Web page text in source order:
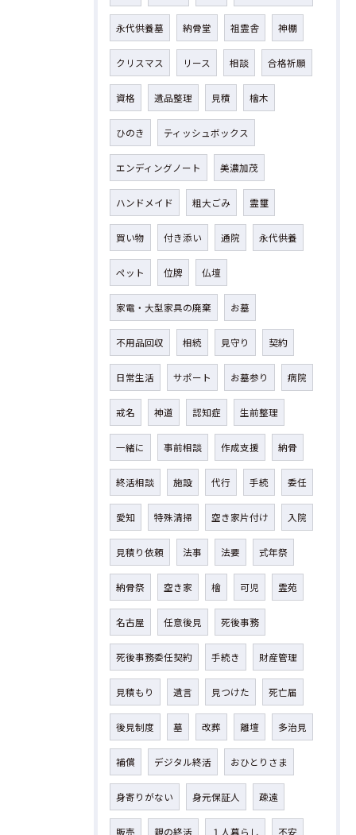
永代供養墓 納骨堂 祖霊舎 神棚
クリスマス リース 相談 合格祈願
資格 遺品整理 見積 檜木
ひのき ティッシュボックス
エンディングノート 美濃加茂
ハンドメイド 粗大ごみ 霊璽
買い物 付き添い 通院 永代供養
ペット 位牌 仏壇
家電・大型家具の廃棄 お墓
不用品回収 相続 見守り 契約
日常生活 サポート お墓参り 病院
戒名 神道 認知症 生前整理
一緒に 事前相談 作成支援 納骨
終活相談 施設 代行 手続 委任
愛知 特殊清掃 空き家片付け 入院
見積り依頼 法事 法要 式年祭
納骨祭 空き家 檜 可児 霊苑
名古屋 任意後見 死後事務
死後事務委任契約 手続き 財産管理
見積もり 遺言 見つけた 死亡届
後見制度 墓 改葬 離壇 多治見
補償 デジタル終活 おひとりさま
身寄りがない 身元保証人 疎遠
販売 親の終活 １人暮らし 不安